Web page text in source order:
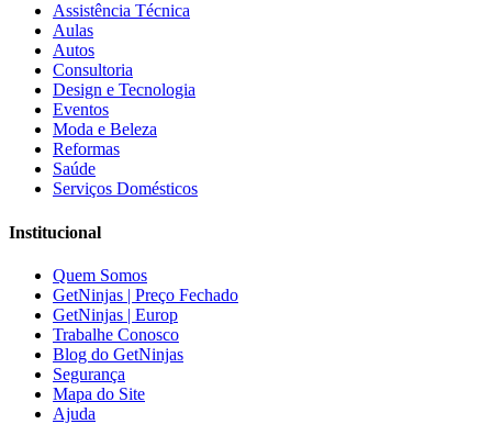
Assistência Técnica
Aulas
Autos
Consultoria
Design e Tecnologia
Eventos
Moda e Beleza
Reformas
Saúde
Serviços Domésticos
Institucional
Quem Somos
GetNinjas | Preço Fechado
GetNinjas | Europ
Trabalhe Conosco
Blog do GetNinjas
Segurança
Mapa do Site
Ajuda